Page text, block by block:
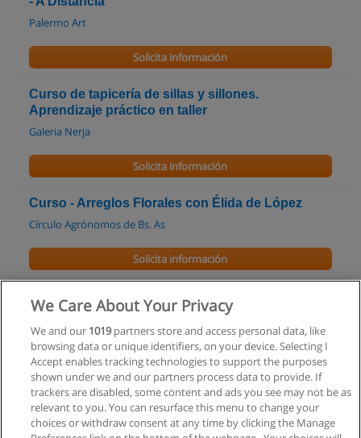
Palermo Art
Solicita información
Curso de tapicería de sillas y sillones.
Aprendizaje práctico en taller
Galeria Nerja
Solicita información
Curso - Arreglos Florales con Élida de López
Círculo Agrónomos de Bs. As
Solicita información
Curso de Código de Planeamiento de la Ciudad
de Buenos Aires
Centro de Estudios de Negocios de Arquitectura y
Construcción
Solicita información
We Care About Your Privacy
We and our 1019partners store and access personal data, like
browsing data or unique identifiers, on your device. Selecting I
Accept enables tracking technologies to support the purposes
shown under we and our partners process data to provide. If
trackers are disabled, some content and ads you see may not be as
relevant to you. You can resurface this menu to change your
choices or withdraw consent at any time by clicking the Manage